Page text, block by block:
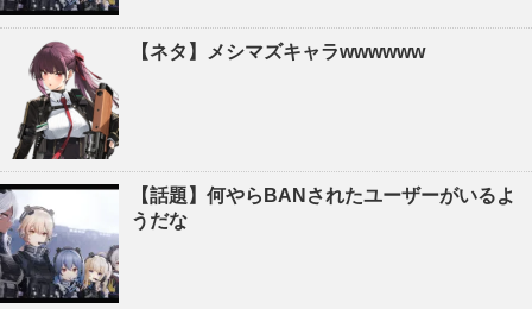
【ネタ】メシマズキャラwwwwww
【話題】何やらBANされたユーザーがいるよ
うだな